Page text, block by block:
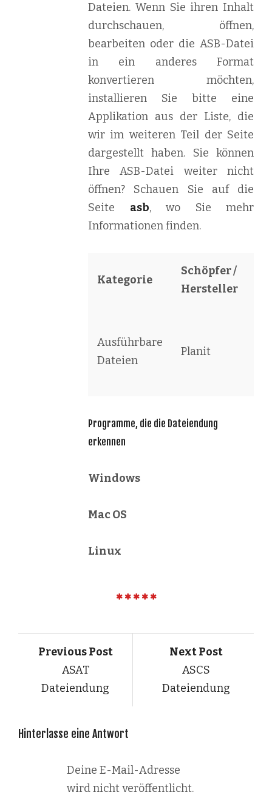
Dateien. Wenn Sie ihren Inhalt
durchschauen, öffnen,
bearbeiten oder die ASB-Datei
in ein anderes Format
konvertieren möchten,
installieren Sie bitte eine
Applikation aus der Liste, die
wir im weiteren Teil der Seite
dargestellt haben. Sie können
Ihre ASB-Datei weiter nicht
öffnen? Schauen Sie auf die
Seite asb, wo Sie mehr
Informationen finden.
Kategorie
Schöpfer /
Hersteller
Ausführbare
Dateien
Planit
Programme, die die Dateiendung
erkennen
Windows
Mac OS
Linux
Previous Post
ASAT
Dateiendung
Next Post
ASCS
Dateiendung
Hinterlasse eine Antwort
Deine E-Mail-Adresse
wird nicht veröffentlicht.